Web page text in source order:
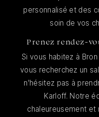
personnalisé et des
soin de vos
Prenez rendez-
Si vous habitez à
vous recherchez un
n'hésitez pas à
Karloff. Notre
chaleureusement